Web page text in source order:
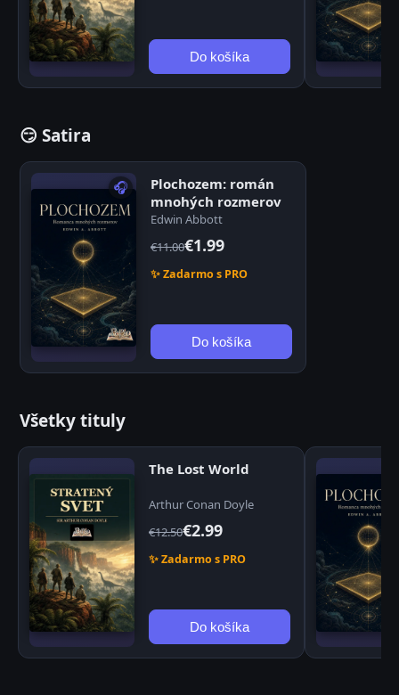
Do košíka
😏 Satira
🎧
Plochozem: román
mnohých rozmerov
Edwin Abbott
€11.00€1.99
✨ Zadarmo s PRO
Do košíka
Všetky tituly
The Lost World
Arthur Conan Doyle
€12.50€2.99
✨ Zadarmo s PRO
Do košíka